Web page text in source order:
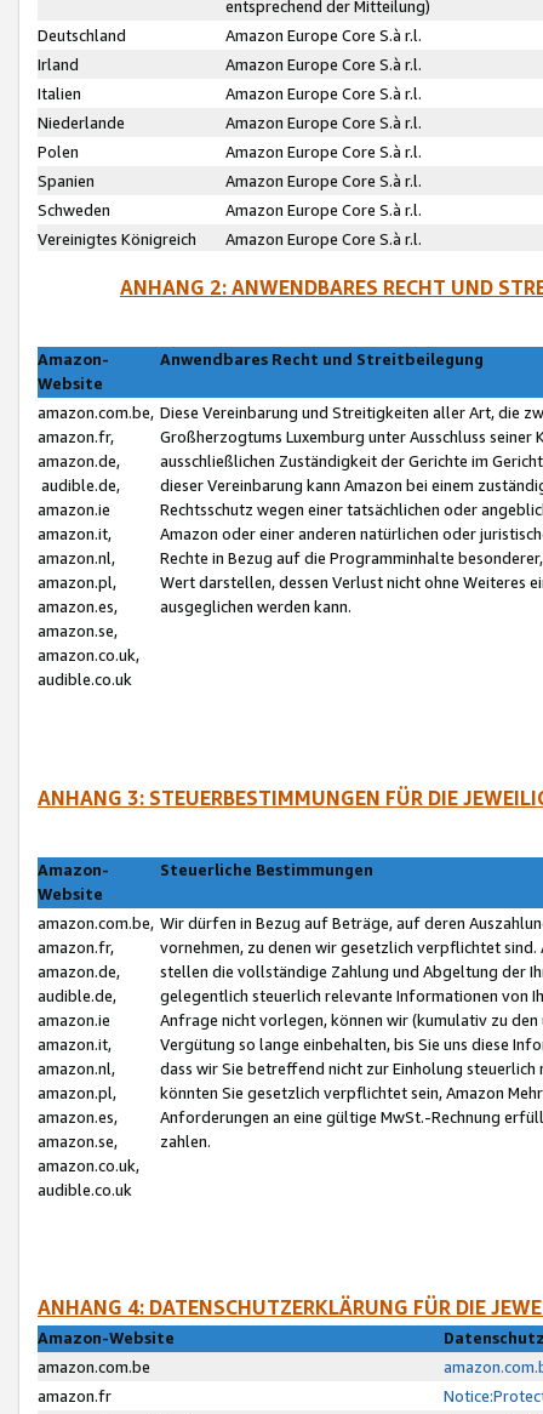
entsprechend der Mitteilung)
Deutschland
Amazon Europe Core S.à r.l.
Irland
Amazon Europe Core S.à r.l.
Italien
Amazon Europe Core S.à r.l.
Niederlande
Amazon Europe Core S.à r.l.
Polen
Amazon Europe Core S.à r.l.
Spanien
Amazon Europe Core S.à r.l.
Schweden
Amazon Europe Core S.à r.l.
Vereinigtes Königreich
Amazon Europe Core S.à r.l.
ANHANG 2: ANWENDBARES RECHT UND
Amazon-
Website
Anwendbares Recht und Streitbeilegung
amazon.com.be,
amazon.fr,
amazon.de,
audible.de,
amazon.ie
amazon.it,
amazon.nl,
amazon.pl,
amazon.es,
amazon.se,
amazon.co.uk,
audible.co.uk
Diese Vereinbarung und Streitigkeiten aller Art, die
Großherzogtums Luxemburg unter Ausschluss
ausschließlichen Zuständigkeit der Gerichte im
dieser Vereinbarung kann Amazon bei einem
Rechtsschutz wegen einer tatsächlichen oder
Amazon oder einer anderen natürlichen oder
Rechte in Bezug auf die Programminhalte
Wert darstellen, dessen Verlust nicht ohne Weiteres
ausgeglichen werden kann.
ANHANG 3: STEUERBESTIMMUNGEN FÜR DIE
Amazon-
Website
Steuerliche Bestimmungen
amazon.com.be,
amazon.fr,
amazon.de,
audible.de,
amazon.ie
amazon.it,
amazon.nl,
amazon.pl,
amazon.es,
amazon.se,
amazon.co.uk,
audible.co.uk
Wir dürfen in Bezug auf Beträge, auf deren
vornehmen, zu denen wir gesetzlich verpflichtet
stellen die vollständige Zahlung und Abgeltung der
gelegentlich steuerlich relevante Informationen von
Anfrage nicht vorlegen, können wir (kumulativ zu
Vergütung so lange einbehalten, bis Sie uns diese
dass wir Sie betreffend nicht zur Einholung
könnten Sie gesetzlich verpflichtet sein, Amazon
Anforderungen an eine gültige MwSt.-Rechnung
zahlen.
ANHANG 4: DATENSCHUTZERKLÄRUNG FÜR DIE
Amazon-Website
amazon.com.be
amazon.fr